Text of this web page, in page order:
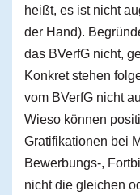
heißt, es ist nicht
der Hand).
das BVerfG nicht,
Konkret stehen
vom BVerfG nicht
Wieso können
Gratifikationen bei
Bewerbungs-,
nicht die gleichen